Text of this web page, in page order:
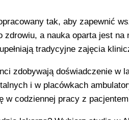
tak, aby zapewnić
zdrowiu, a nauka oparta jest
tradycyjne zajęcia
zdobywają doświadczenie w
i w placówkach
w codziennej pracy z